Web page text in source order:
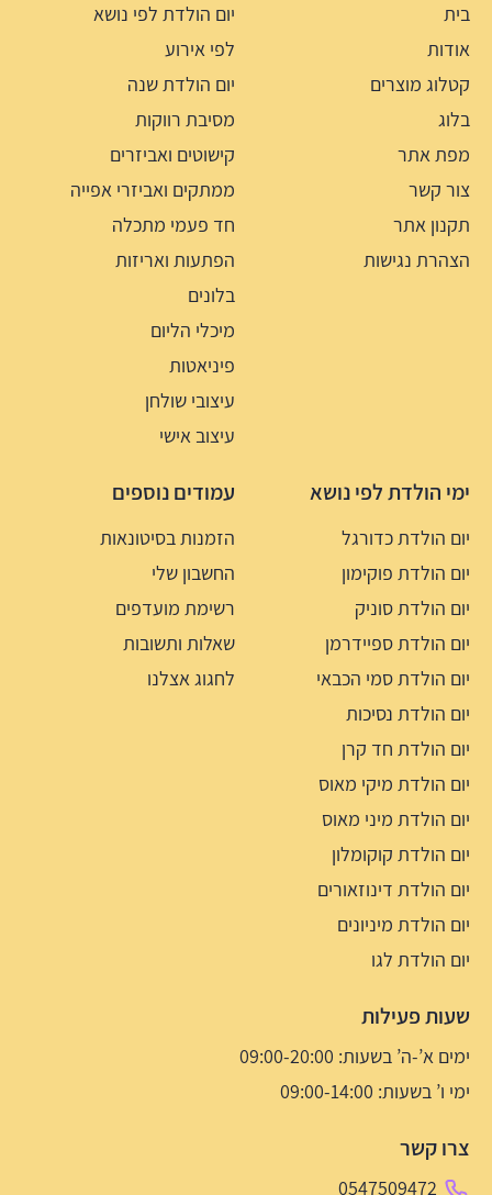
בית
אודות
קטלוג מוצרים
בלוג
מפת אתר
צור קשר
תקנון אתר
הצהרת נגישות
יום הולדת לפי נושא
לפי אירוע
יום הולדת שנה
מסיבת רווקות
קישוטים ואביזרים
ממתקים ואביזרי אפייה
חד פעמי מתכלה
הפתעות ואריזות
בלונים
מיכלי הליום
פיניאטות
עיצובי שולחן
עיצוב אישי
ימי הולדת לפי נושא
יום הולדת כדורגל
יום הולדת פוקימון
יום הולדת סוניק
יום הולדת ספיידרמן
יום הולדת סמי הכבאי
יום הולדת נסיכות
יום הולדת חד קרן
יום הולדת מיקי מאוס
יום הולדת מיני מאוס
יום הולדת קוקומלון
יום הולדת דינוזאורים
יום הולדת מיניונים
יום הולדת לגו
עמודים נוספים
הזמנות בסיטונאות
החשבון שלי
רשימת מועדפים
שאלות ותשובות
לחגוג אצלנו
שעות פעילות
ימים א’-ה’ בשעות: 09:00-20:00
ימי ו’ בשעות: 09:00-14:00
צרו קשר
0547509472